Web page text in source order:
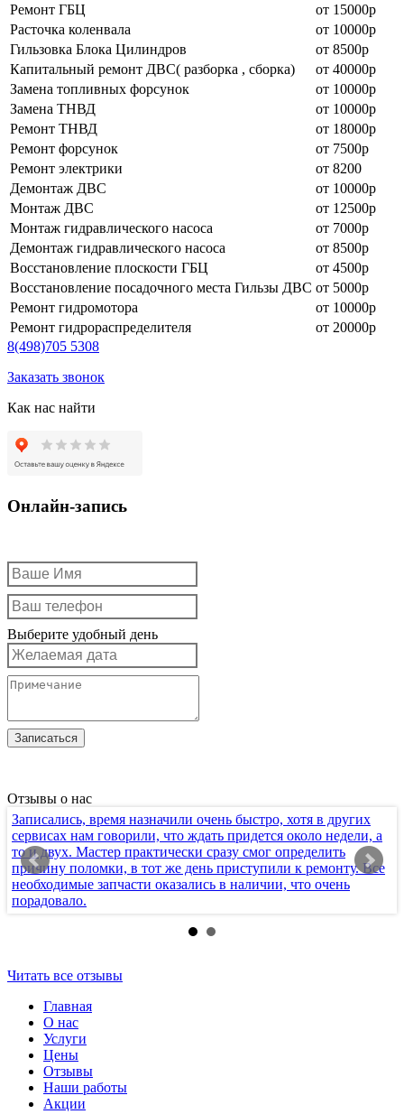
Ремонт ГБЦ
от 15000р
Расточка коленвала
от 10000р
Гильзовка Блока Цилиндров
от 8500р
Капитальный ремонт ДВС( разборка , сборка)
от 40000р
Замена топливных форсунок
от 10000р
Замена ТНВД
от 10000р
Ремонт ТНВД
от 18000р
Ремонт форсунок
от 7500р
Ремонт электрики
от 8200
Демонтаж ДВС
от 10000р
Монтаж ДВС
от 12500р
Монтаж гидравлического насоса
от 7000р
Демонтаж гидравлического насоса
от 8500р
Восстановление плоскости ГБЦ
от 4500р
Восстановление посадочного места Гильзы ДВС от 5000р
Ремонт гидромотора
от 10000р
Ремонт гидрораспределителя
от 20000р
8(498)705 5308
Заказать звонок
Как нас найти
Онлайн-запись
Выберите удобный день
Отзывы о нас
Записались, время назначили очень быстро, хотя в других
сервисах нам говорили, что ждать придется около недели, а
то и двух. Мастер практически сразу смог определить
причину поломки, в тот же день приступили к ремонту. Все
необходимые запчасти оказались в наличии, что очень
порадовало.
Читать все отзывы
Главная
О нас
Услуги
Цены
Отзывы
Наши работы
Акции